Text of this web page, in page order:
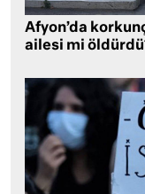
Afyon’da
ailesi mi